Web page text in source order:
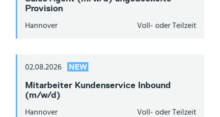
Provision
Hannover Voll- oder Teilzeit
02.08.2026 NEW
Mitarbeiter Kundenservice Inbound
(m/w/d)
Hannover Voll- oder Teilzeit